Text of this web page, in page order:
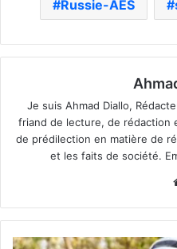
Russie-AES
Je suis Ahmad Diallo,
friand de lecture, de rédaction
de prédilection en matière de
et les faits de société.